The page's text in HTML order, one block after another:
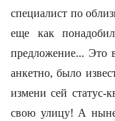
специалист по
еще как
предложение... Это
анкетно, было
измени сей статус-
свою улицу! А